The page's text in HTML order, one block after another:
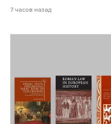
7 часов назад